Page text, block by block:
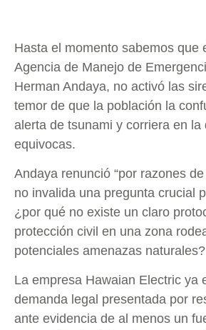
Hasta el momento sabemos que
Agencia de Manejo de
Herman Andaya, no activó las
temor de que la población la
alerta de tsunami y corriera en la
equivocas.
Andaya renunció “por razones
no invalida una pregunta crucial
¿por qué no existe un claro
protección civil en una zona
potenciales amenazas
La empresa Hawaian Electric ya
demanda legal presentada por
ante evidencia de al menos un